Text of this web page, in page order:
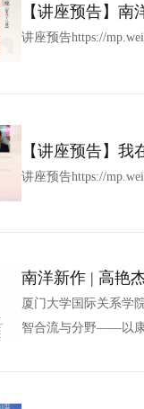
【讲座预告】
史自主知识体系
讲座预告https://
【讲座预告】
讲座预告https://
南洋新作 | 高艳
的官智合流与分
厦门大学国际关系学
智合流与分野——以康
资源与学术界在区域